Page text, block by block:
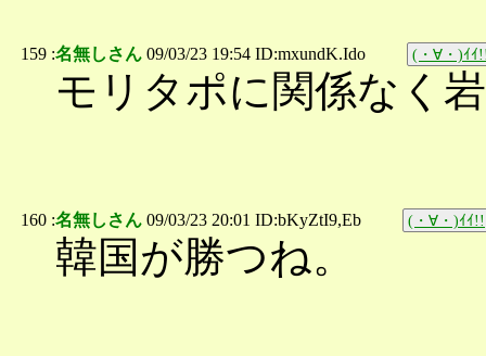
159 :名無しさん 09/03/23 19:54 ID:mxundK.Ido (・∀・)ｲｲ
モリタポに関係なく
160 :名無しさん 09/03/23 20:01 ID:bKyZtI9,Eb (・∀・)ｲｲ!!
韓国が勝つね。